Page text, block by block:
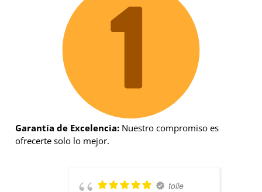
Garantía de Excelencia: Nuestro compromiso es
ofrecerte solo lo mejor.
tolle